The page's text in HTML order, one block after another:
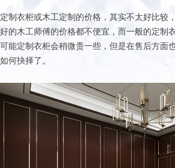
定制衣柜或木工定制的价格，其实不太好比较
好的木工师傅的价格都不便宜，而一般的定制
可能定制衣柜会稍微贵一些，但是在售后方面
如何抉择了。